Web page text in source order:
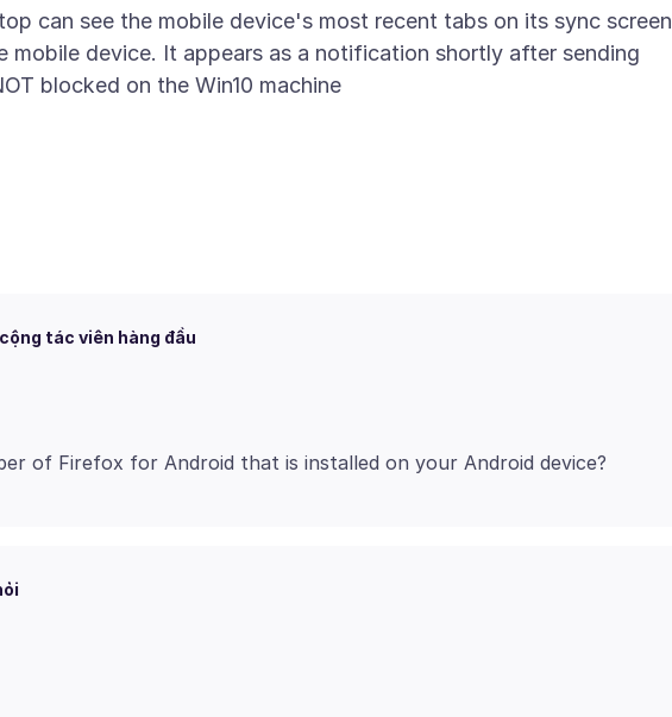
can see the mobile device's most recent tabs on its sync screen
mobile device. It appears as a notification shortly after sending
blocked on the Win10 machine
tác viên hàng đầu